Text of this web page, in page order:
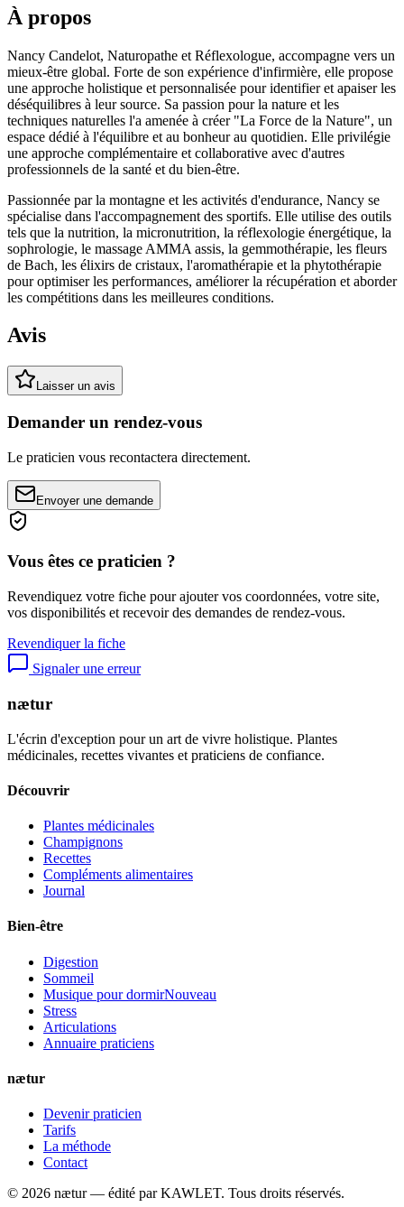
À propos
Nancy Candelot, Naturopathe et Réflexologue, accompagne vers un
mieux-être global. Forte de son expérience d'infirmière, elle propose
une approche holistique et personnalisée pour identifier et apaiser les
déséquilibres à leur source. Sa passion pour la nature et les
techniques naturelles l'a amenée à créer "La Force de la Nature", un
espace dédié à l'équilibre et au bonheur au quotidien. Elle privilégie
une approche complémentaire et collaborative avec d'autres
professionnels de la santé et du bien-être.
Passionnée par la montagne et les activités d'endurance, Nancy se
spécialise dans l'accompagnement des sportifs. Elle utilise des outils
tels que la nutrition, la micronutrition, la réflexologie énergétique, la
sophrologie, le massage AMMA assis, la gemmothérapie, les fleurs
de Bach, les élixirs de cristaux, l'aromathérapie et la phytothérapie
pour optimiser les performances, améliorer la récupération et aborder
les compétitions dans les meilleures conditions.
Avis
Laisser un avis
Demander un rendez-vous
Le praticien vous recontactera directement.
Envoyer une demande
Vous êtes ce praticien ?
Revendiquez votre fiche pour ajouter vos coordonnées, votre site,
vos disponibilités et recevoir des demandes de rendez-vous.
Revendiquer la fiche
Signaler une erreur
nætur
L'écrin d'exception pour un art de vivre holistique. Plantes
médicinales, recettes vivantes et praticiens de confiance.
Découvrir
Plantes médicinales
Champignons
Recettes
Compléments alimentaires
Journal
Bien-être
Digestion
Sommeil
Musique pour dormirNouveau
Stress
Articulations
Annuaire praticiens
nætur
Devenir praticien
Tarifs
La méthode
Contact
© 2026 nætur — édité par KAWLET. Tous droits réservés.